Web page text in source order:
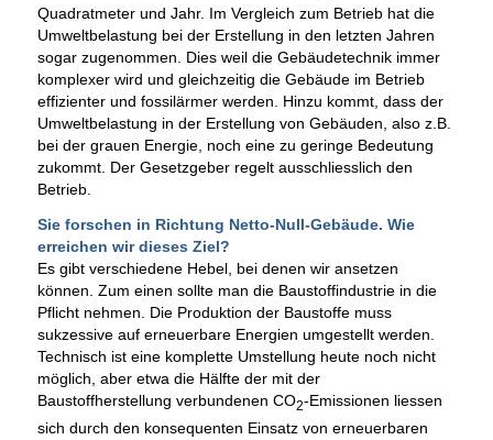
Quadratmeter und Jahr. Im Vergleich zum Betrieb hat die
Umweltbelastung bei der Erstellung in den letzten Jahren
sogar zugenommen. Dies weil die Gebäudetechnik immer
komplexer wird und gleichzeitig die Gebäude im Betrieb
effizienter und fossilärmer werden. Hinzu kommt, dass der
Umweltbelastung in der Erstellung von Gebäuden, also z.B.
bei der grauen Energie, noch eine zu geringe Bedeutung
zukommt. Der Gesetzgeber regelt ausschliesslich den
Betrieb.
Sie forschen in Richtung Netto-Null-Gebäude. Wie
erreichen wir dieses Ziel?
Es gibt verschiedene Hebel, bei denen wir ansetzen
können. Zum einen sollte man die Baustoffindustrie in die
Pflicht nehmen. Die Produktion der Baustoffe muss
sukzessive auf erneuerbare Energien umgestellt werden.
Technisch ist eine komplette Umstellung heute noch nicht
möglich, aber etwa die Hälfte der mit der
Baustoffherstellung verbundenen CO2-Emissionen liessen
sich durch den konsequenten Einsatz von erneuerbaren